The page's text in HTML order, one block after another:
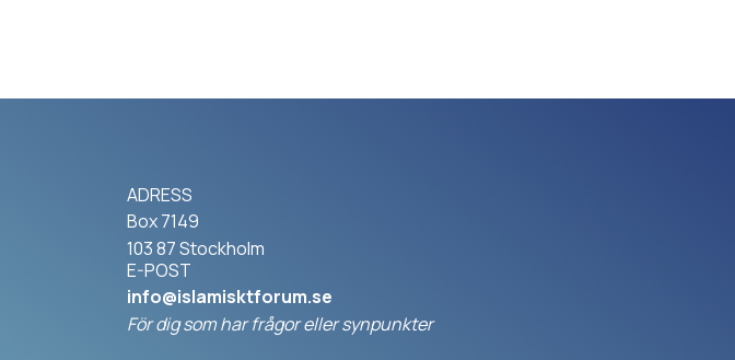
ADRESS
Box 7149
103 87 Stockholm
E-POST
info@islamisktforum.se
För dig som har frågor eller synpunkter